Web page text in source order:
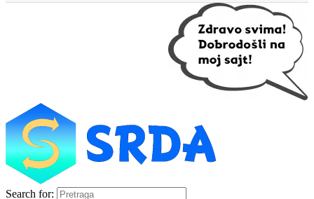
Search for: